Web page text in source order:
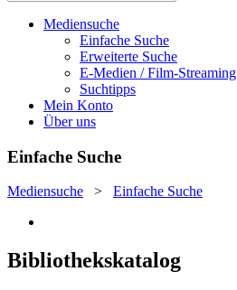
Mediensuche
Einfache Suche
Erweiterte Suche
E-Medien / Film-Streaming
Suchtipps
Mein Konto
Über uns
Einfache Suche
Mediensuche > Einfache Suche
Bibliothekskatalog